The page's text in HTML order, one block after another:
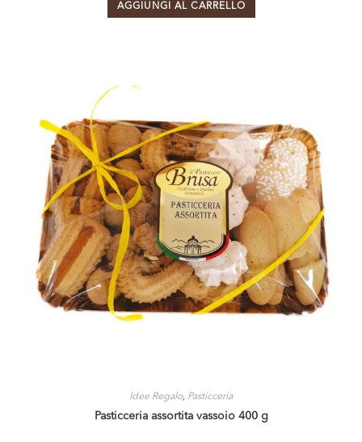
AGGIUNGI AL CARRELLO
Idee Regalo, Pasticceria
Pasticceria assortita vassoio 400 g